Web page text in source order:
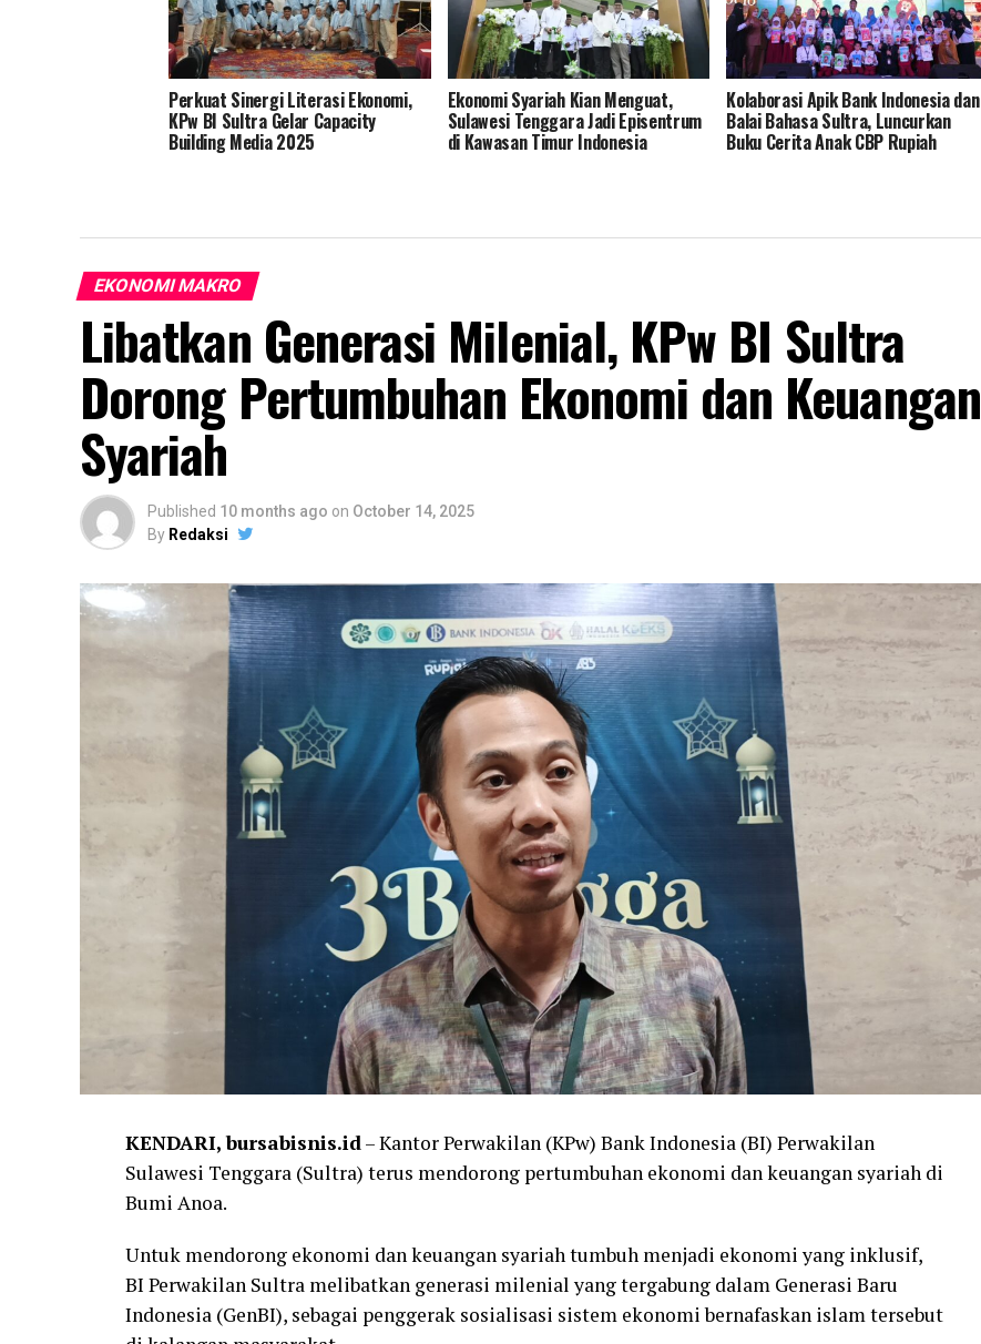
Perkuat Sinergi Literasi Ekonomi,
KPw BI Sultra Gelar Capacity
Building Media 2025
Ekonomi Syariah Kian Menguat,
Sulawesi Tenggara Jadi Episentrum
di Kawasan Timur Indonesia
Kolaborasi Apik Bank Indonesia dan
Balai Bahasa Sultra, Luncurkan
Buku Cerita Anak CBP Rupiah
EKONOMI MAKRO
Libatkan Generasi Milenial, KPw BI Sultra
Dorong Pertumbuhan Ekonomi dan Keuangan
Syariah
Published 10 months ago on October 14, 2025
By Redaksi
KENDARI, bursabisnis.id– Kantor Perwakilan (KPw) Bank Indonesia (BI) Perwakilan
Sulawesi Tenggara (Sultra) terus mendorong pertumbuhan ekonomi dan keuangan syariah di
Bumi Anoa.
Untuk mendorong ekonomi dan keuangan syariah tumbuh menjadi ekonomi yang inklusif,
BI Perwakilan Sultra melibatkan generasi milenial yang tergabung dalam Generasi Baru
Indonesia (GenBI), sebagai penggerak sosialisasi sistem ekonomi bernafaskan islam tersebut